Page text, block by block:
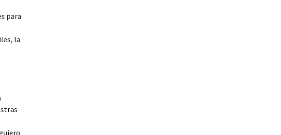
para
la